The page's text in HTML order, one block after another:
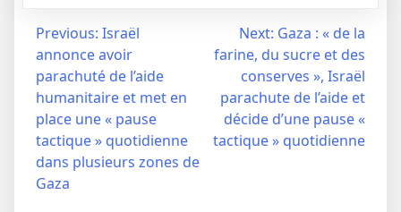
Navigation
l’article
Previous: Israël
annonce avoir
parachuté de l’aide
humanitaire et met en
place une « pause
tactique » quotidienne
dans plusieurs zones de
Gaza
Next: Gaza : « de la
farine, du sucre et des
conserves », Israël
parachute de l’aide et
décide d’une pause «
tactique » quotidienne